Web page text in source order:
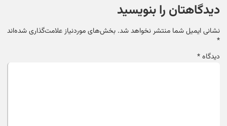
دیدگاهتان را بنویسید
نشانی ایمیل شما منتشر نخواهد شد.بخش‌های موردنیاز علامت‌گذاری شده‌اند
دیدگاه*